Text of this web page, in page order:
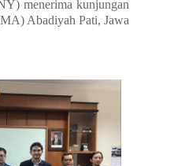
— Jurusan Pendidikan
dan Bisnis Universitas